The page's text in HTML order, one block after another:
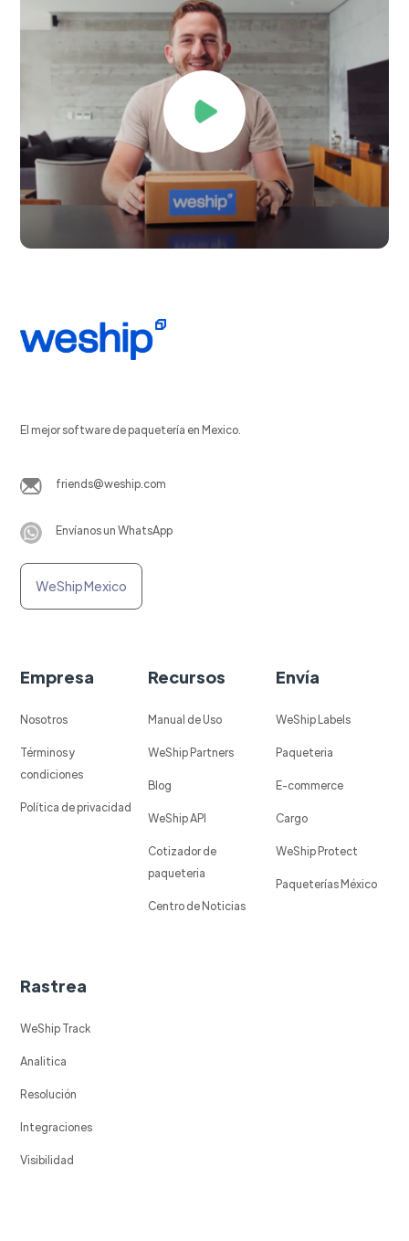
El mejor software de paquetería en Mexico.
friends@weship.com
Envíanos un WhatsApp
WeShip Mexico
Empresa
Nosotros
Términos y
condiciones
Política de privacidad
Recursos
Manual de Uso
WeShip Partners
Blog
WeShip API
Cotizador de
paqueteria
Centro de Noticias
Envía
WeShip Labels
Paqueteria
E-commerce
Cargo
WeShip Protect
Paqueterías México
Rastrea
WeShip Track
Analitica
Resolución
Integraciones
Visibilidad